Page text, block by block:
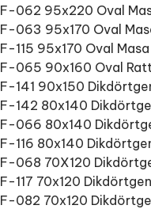
F-062 95x220 Oval
F-063 95x170 Oval
F-115 95x170 Oval Masa
F-065 90x160 Oval
F-141 90x150
F-142 80x140
F-066 80x140
F-116 80x140
F-068 70X120
F-117 70x120
F-082 70x120